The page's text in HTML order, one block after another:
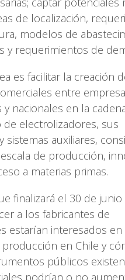
de localización,
modelos de
y requerimientos de
es facilitar la creación
entre
y nacionales en la
de electrolizadores, sus
sistemas auxiliares,
de producción,
a materias primas.
finalizará el 30 de
a los fabricantes de
estarían interesados en
en Chile y
públicos
podrían o no